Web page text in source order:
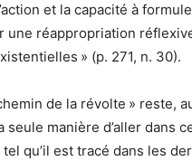
et la capacité à
une réappropriation
» (p. 271, n. 30).
de la révolte » reste,
seule manière d’aller dans
qu’il est tracé dans les